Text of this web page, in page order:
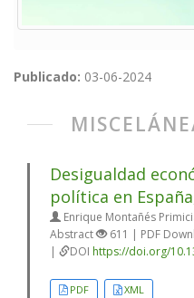
Publicado: 03-06-2024
Desigualdad
política en
Enrique Montañés
Abstract
611 | PDF
|
DOI https://doi.org/
PDF XML